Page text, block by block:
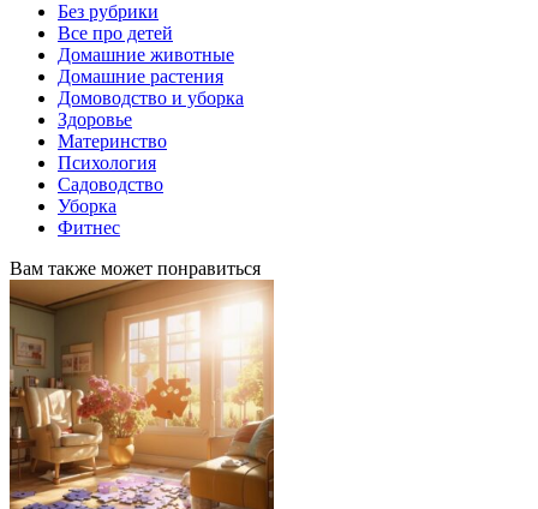
Без рубрики
Все про детей
Домашние животные
Домашние растения
Домоводство и уборка
Здоровье
Материнство
Психология
Садоводство
Уборка
Фитнес
Вам также может понравиться